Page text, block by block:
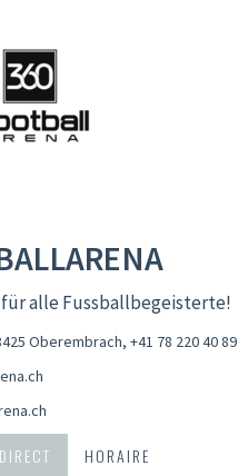
alle Fussballbegeisterte!
Oberembrach, +41 78 220 40 89
HORAIRE